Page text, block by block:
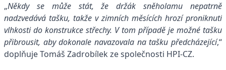
„Někdy se může stát, že držák sněholamu nepatrně
nadzvedává tašku, takže v zimních měsících hrozí proniknutí
vlhkosti do konstrukce střechy. V tom případě je možné tašku
přibrousit, aby dokonale navazovala na tašku předcházející,“
doplňuje Tomáš Zadrobílek ze společnosti HPI-CZ.